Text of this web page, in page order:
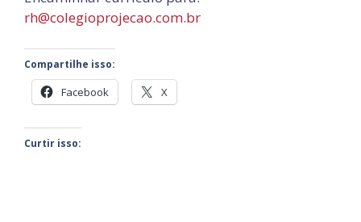
rh@colegioprojecao.com.br
Compartilhe isso:
Facebook X
Curtir isso: